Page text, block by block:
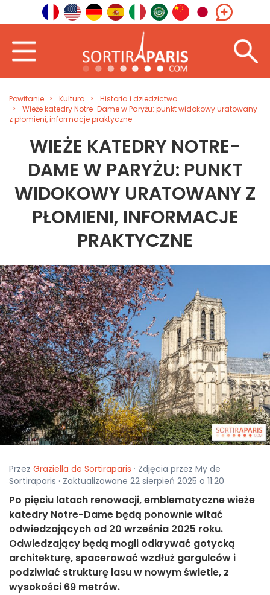
Powitanie Kultura
Historia i dziedzictwo
Wieże katedry Notre-Dame w Paryżu: punkt widokowy uratowany
z płomieni, informacje praktyczne
WIEŻE KATEDRY NOTRE-
DAME W PARYŻU: PUNKT
WIDOKOWY URATOWANY Z
PŁOMIENI, INFORMACJE
PRAKTYCZNE
Przez Graziella de Sortiraparis · Zdjęcia przez My de
Sortiraparis · Zaktualizowane 22 sierpień 2025 o 11:20
Po pięciu latach renowacji, emblematyczne wieże
katedry Notre-Dame będą ponownie witać
odwiedzających od 20 września 2025 roku.
Odwiedzający będą mogli odkrywać gotycką
architekturę, spacerować wzdłuż gargulców i
podziwiać strukturę lasu w nowym świetle, z
wysokości 69 metrów.